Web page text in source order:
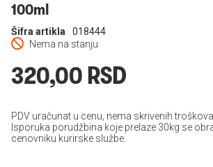
100ml
Nema na stanju
Šifra artikla 018444
320,00 RSD
PDV uračunat u cenu, nema skrivenih troškova.
Isporuka porudžbina koje prelaze 30kg se
cenovniku kurirske službe.